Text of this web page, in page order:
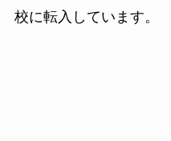
校に転入しています。